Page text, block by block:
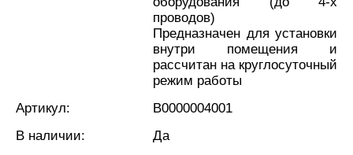
проводов)
Предназначен для установки
внутри помещения и
рассчитан на круглосуточный
режим работы
Артикул:
В0000004001
В наличии:
Да